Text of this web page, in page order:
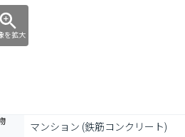
を拡大
マンション (鉄筋コンクリート)